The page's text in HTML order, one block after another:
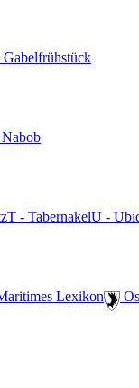
Gabelfrühstück
T - TabernakelU -
Lexikon